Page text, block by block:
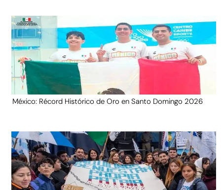
México: Récord Histórico de Oro en Santo Domingo 2026